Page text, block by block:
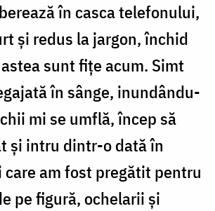
în casca telefonului,
și redus la jargon, închid
sunt fițe acum. Simt
în sânge, inundându-
mi se umflă, încep să
și intru dintr-o dată în
am fost pregătit pentru
pe figură, ochelarii și